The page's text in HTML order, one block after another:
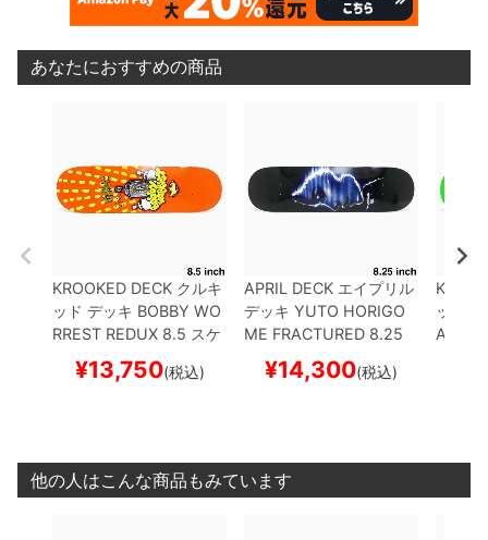
あなたにおすすめの商品
KROOKED DECK クルキ
ッド デッキ BOBBY WO
RREST REDUX 8.5 スケ
ートボード スケボー
¥13,750(税込)
APRIL DECK エイプリル
デッキ YUTO HORIGO
ME FRACTURED 8.25
スケートボード スケボー
¥14,300(税込)
ッド
AEZ
他の人はこんな商品もみています